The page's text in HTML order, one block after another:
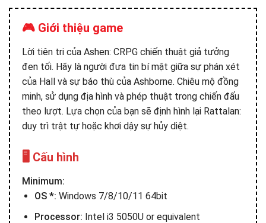
🎮 Giới thiệu game
Lời tiên tri của Ashen: CRPG chiến thuật giả tưởng
đen tối. Hãy là người đưa tin bí mật giữa sự phán xét
của Hall và sự báo thù của Ashborne. Chiêu mộ đồng
minh, sử dụng địa hình và phép thuật trong chiến đấu
theo lượt. Lựa chọn của bạn sẽ định hình lại Rattalan:
duy trì trật tự hoặc khơi dậy sự hủy diệt.
🖥️ Cấu hình
Minimum:
OS *: Windows 7/8/10/11 64bit
Processor: Intel i3 5050U or equivalent